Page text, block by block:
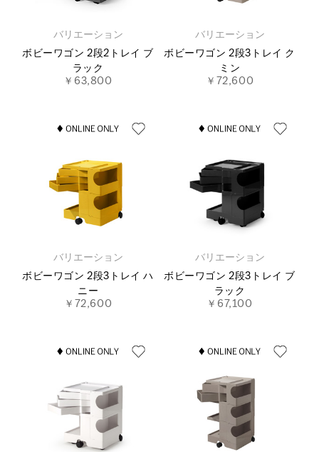
バリエーション
ボビーワゴン 2段2トレイ ブ
ラック
￥63,800
バリエーション
ボビーワゴン 2段3トレイ ク
ミン
￥72,600
バリエーション
ボビーワゴン 2段3トレイ ハ
ニー
￥72,600
バリエーション
ボビーワゴン 2段3トレイ ブ
ラック
￥67,100